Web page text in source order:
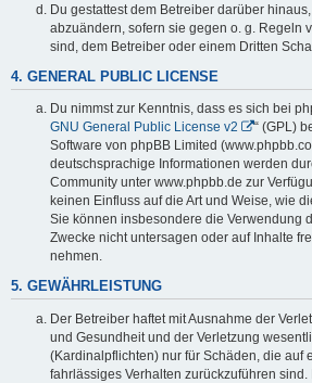
Du gestattest dem Betreiber darüber
abzuändern, sofern sie gegen o. g. Regeln
sind, dem Betreiber oder einem Dritten
4. GENERAL PUBLIC LICENSE
Du nimmst zur Kenntnis, dass es sich bei
GNU General Public License v2
“ (GPL)
Software von phpBB Limited
deutschsprachige Informationen werden
Community unter www.phpbb.de zur
keinen Einfluss auf die Art und Weise, wie
Sie können insbesondere die Verwendung
Zwecke nicht untersagen oder auf Inhalte
nehmen.
5. GEWÄHRLEISTUNG
Der Betreiber haftet mit Ausnahme der
und Gesundheit und der Verletzung
(Kardinalpflichten) nur für Schäden, die auf
fahrlässiges Verhalten zurückzuführen